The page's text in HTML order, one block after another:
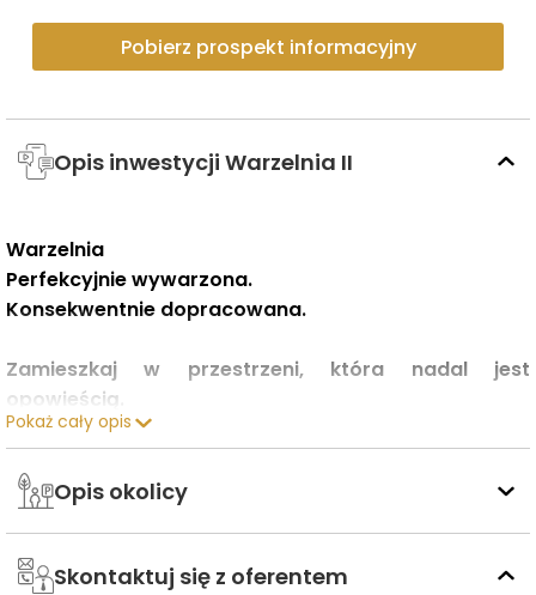
Pobierz prospekt informacyjny
Opis inwestycji Warzelnia II
Warzelnia
Perfekcyjnie wywarzona.
Konsekwentnie dopracowana.
Zamieszkaj w przestrzeni, która nadal jest
opowieścią.
II etap Warzelni powstaje w wyjątkowym miejscu – na
poznańskim Kobylepolu. To jeden z najbardziej
nowoczesnym standardem życia.
Pokaż cały opis
Opis okolicy
Skontaktuj się z oferentem